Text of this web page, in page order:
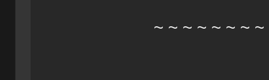
~ ~ ~ ~ ~ ~ ~